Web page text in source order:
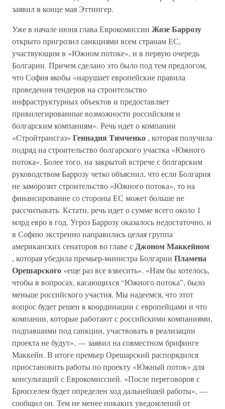
заявил в конце мая Эттингер.
Уже в начале июня глава Еврокомиссии Жозе Баррозу
открыто пригрозил санкциями всем странам ЕС,
участвующим в «Южном потоке», и в первую очередь
Болгарии. Причем сделано это было под тем предлогом,
что София якобы «нарушает европейские правила
проведения тендеров на строительство
инфраструктурных объектов и предоставляет
привилегированные возможности российским и
болгарским компаниям». Речь идет о компании
«Стройтрансгаз» Геннадия Тимченко , которая получила
подряд на строительство болгарского участка «Южного
потока». Более того, на закрытой встрече с болгарским
руководством Баррозу четко объяснил, что если Болгария
не заморозит строительство «Южного потока», то на
финансирование со стороны ЕС может больше не
рассчитывать. Кстати, речь идет о сумме всего около 1
млрд евро в год. Угроз Баррозу оказалось недостаточно, и
в Софию экстренно направилась целая группа
американских сенаторов во главе сДжоном Маккейном
, которая убедила премьер-министра Болгарии Пламена
Орешарского «еще раз все взвесить». «Нам бы хотелось,
чтобы в вопросах, касающихся “Южного потока”, было
меньше российского участия. Мы надеемся, что этот
вопрос будет решен в координации с европейцами и что
компании, которые работают с российскими компаниями,
подпавшими под санкции, участвовать в реализации
проекта не будут», — заявил на совместном брифинге
Маккейн. В итоге премьер Орешарский распорядился
приостановить работы по проекту «Южный поток» для
консультаций с Еврокомиссией. «После переговоров с
Брюсселем будет определен ход дальнейшей работы», —
сообщил он. Тем не менее никаких уведомлений от